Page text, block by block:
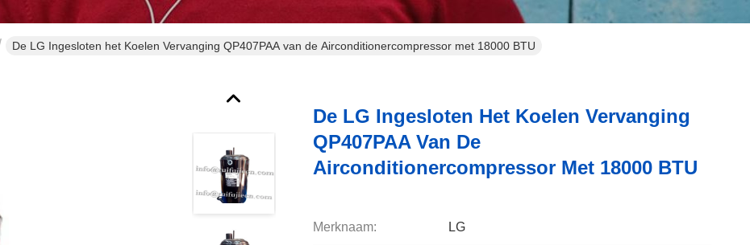
De LG Ingesloten het Koelen Vervanging QP407PAA van de Airconditionercompressor met 18000 BTU
De LG Ingesloten Het Koelen Vervanging
QP407PAA Van De
Airconditionercompressor Met 18000 BTU
Merknaam: LG